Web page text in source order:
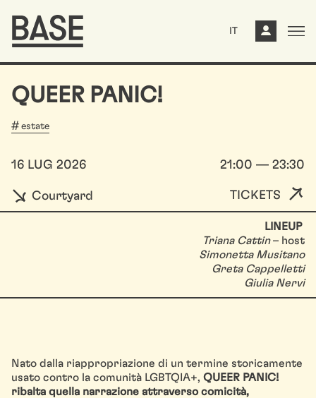
IT
QUEER PANIC!
estate
16 LUG 2026 21:00 — 23:30
Courtyard TICKETS
LINEUP
Triana Cattin– host
Simonetta Musitano
Greta Cappelletti
Giulia Nervi
Nato dalla riappropriazione di un termine storicamente
usato contro la comunità LGBTQIA+, QUEER PANIC!
ribalta quella narrazione attraverso comicità,